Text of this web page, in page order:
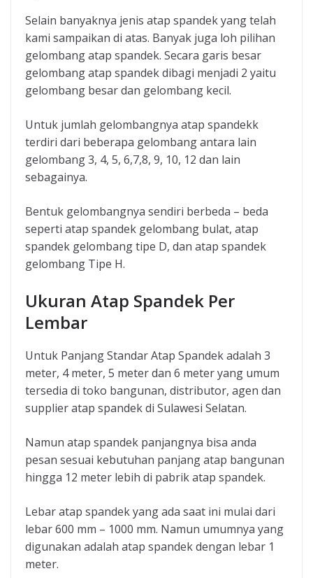
Selain banyaknya jenis atap spandek yang telah
kami sampaikan di atas. Banyak juga loh pilihan
gelombang atap spandek. Secara garis besar
gelombang atap spandek dibagi menjadi 2 yaitu
gelombang besar dan gelombang kecil.
Untuk jumlah gelombangnya atap spandekk
terdiri dari beberapa gelombang antara lain
gelombang 3, 4, 5, 6,7,8, 9, 10, 12 dan lain
sebagainya.
Bentuk gelombangnya sendiri berbeda – beda
seperti atap spandek gelombang bulat, atap
spandek gelombang tipe D, dan atap spandek
gelombang Tipe H.
Ukuran Atap Spandek Per
Lembar
Untuk Panjang Standar Atap Spandek adalah 3
meter, 4 meter, 5 meter dan 6 meter yang umum
tersedia di toko bangunan, distributor, agen dan
supplier atap spandek di Sulawesi Selatan.
Namun atap spandek panjangnya bisa anda
pesan sesuai kebutuhan panjang atap bangunan
hingga 12 meter lebih di pabrik atap spandek.
Lebar atap spandek yang ada saat ini mulai dari
lebar 600 mm – 1000 mm. Namun umumnya yang
digunakan adalah atap spandek dengan lebar 1
meter.